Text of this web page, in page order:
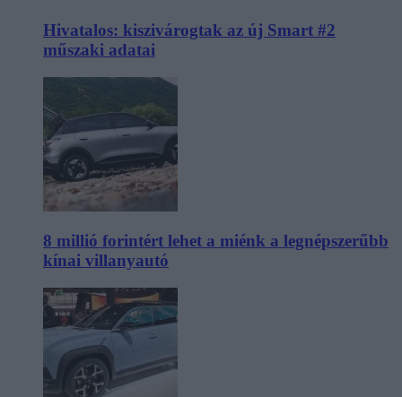
Hivatalos: kiszivárogtak az új Smart #2
műszaki adatai
8 millió forintért lehet a miénk a legnépszerűbb
kínai villanyautó